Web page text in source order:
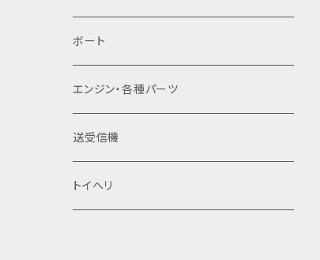
ボート
​エンジン・各種パーツ
送受信機
トイヘリ